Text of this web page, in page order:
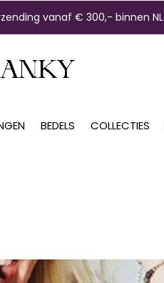
BEDELS COLLECTIES
vanaf € 300,- binnen NL